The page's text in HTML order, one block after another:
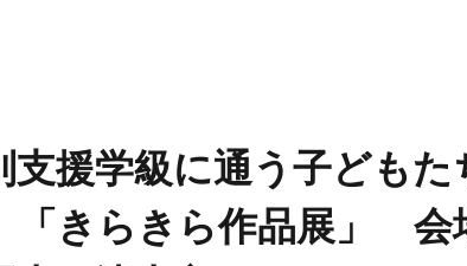
支援学級に通う子どもた
きらきら作品展」 会